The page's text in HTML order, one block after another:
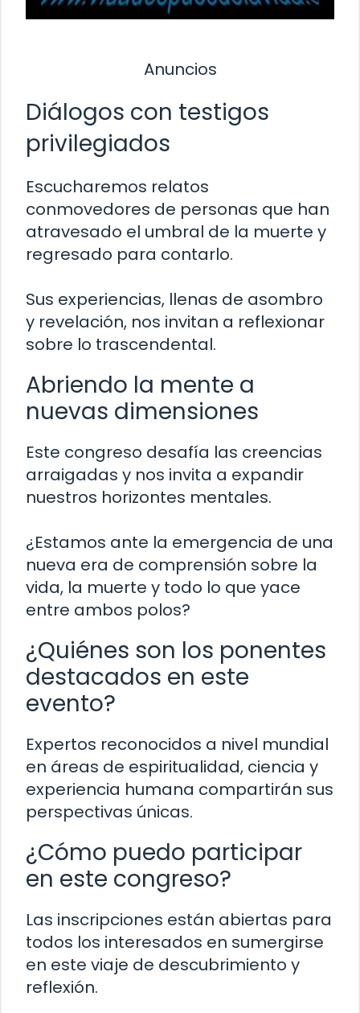
Anuncios
Diálogos con testigos
privilegiados
Escucharemos relatos
conmovedores de personas que han
atravesado el umbral de la muerte y
regresado para contarlo.
Sus experiencias, llenas de asombro
y revelación, nos invitan a reflexionar
sobre lo trascendental.
Abriendo la mente a
nuevas dimensiones
Este congreso desafía las creencias
arraigadas y nos invita a expandir
nuestros horizontes mentales.
¿Estamos ante la emergencia de una
nueva era de comprensión sobre la
vida, la muerte y todo lo que yace
entre ambos polos?
¿Quiénes son los ponentes
destacados en este
evento?
Expertos reconocidos a nivel mundial
en áreas de espiritualidad, ciencia y
experiencia humana compartirán sus
perspectivas únicas.
¿Cómo puedo participar
en este congreso?
Las inscripciones están abiertas para
todos los interesados en sumergirse
en este viaje de descubrimiento y
reflexión.